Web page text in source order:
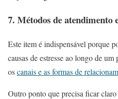
7. Métodos de atendimento
Este item é indispensável porque
causas de estresse ao longo de
oscanais e as formas de
Outro ponto que precisa ficar